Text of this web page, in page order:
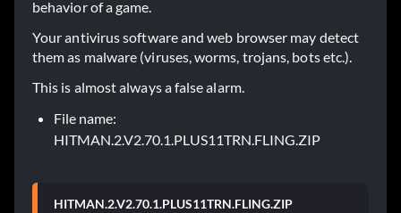
behavior of a game.
Your antivirus software and web browser may detect
them as malware (viruses, worms, trojans, bots etc.).
This is almost always a false alarm.
File name:
HITMAN.2.V2.70.1.PLUS11TRN.FLING.ZIP
HITMAN.2.V2.70.1.PLUS11TRN.FLING.ZIP